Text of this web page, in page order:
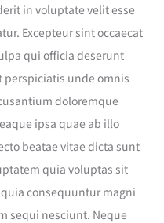
in voluptate velit esse
Excepteur sint occaecat
qui officia deserunt
perspiciatis unde omnis
doloremque
ipsa quae ab illo
beatae vitae dicta sunt
quia voluptas sit
consequuntur magni
sequi nesciunt. Neque